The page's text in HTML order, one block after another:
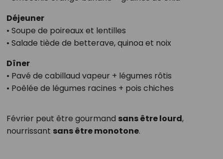
Déjeuner
• Soupe de poireaux et lentilles
• Salade tiède de betterave, quinoa et noix
Dîner
• Pavé de cabillaud vapeur + légumes rôtis
• Poêlée de légumes racines + pois chiches
Février peut être gourmand sans être lourd,
nourrissant sans être monotone.